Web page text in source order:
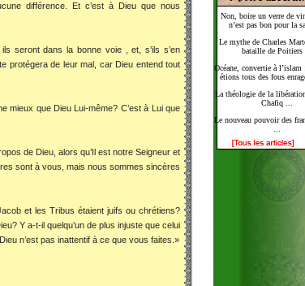
Non, boire un verre de
n’est pas bon pour la
Le mythe de Charles
bataille de Poitiers
Océane, convertie à
étions tous des fous
La théologie de la
Chafiq ...
Le nouveau pouvoir des
différence. Et c’est à Dieu que nous
seront dans la bonne voie , et, s’ils s’en
protégera de leur mal, car Dieu entend tout
mieux que Dieu Lui-même? C’est à Lui que
de Dieu, alors qu’Il est notre Seigneur et
sont à vous, mais nous sommes sincères
et les Tribus étaient juifs ou chrétiens?
Y a-t-il quelqu’un de plus injuste que celui
n’est pas inattentif à ce que vous faites.»